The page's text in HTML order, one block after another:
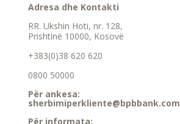
Adresa dhe Kontakti
RR. Ukshin Hoti, nr. 128,
Prishtinë 10000, Kosovë
+383(0)38 620 620
0800 50000
Për ankesa:
sherbimiperkliente@bpbbank.com
Për informata: